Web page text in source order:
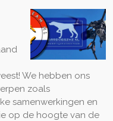
We hebben ons
zoals
samenwerkingen en
op de hoogte van de